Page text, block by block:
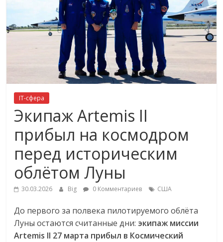
IT-сфера
Экипаж Artemis II
прибыл на космодром
перед историческим
облётом Луны
30.03.2026 Big 0 Комментариев США
До первого за полвека пилотируемого облёта
Луны остаются считанные дни: экипаж миссии
Artemis II 27 марта прибыл в Космический